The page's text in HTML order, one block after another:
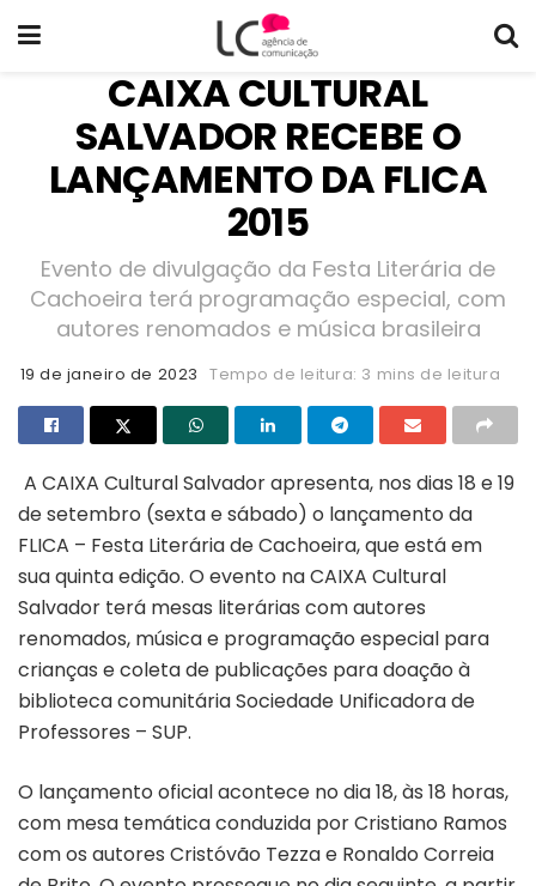
CAIXA CULTURAL
SALVADOR RECEBE O
LANÇAMENTO DA FLICA
2015
Evento de divulgação da Festa Literária de
Cachoeira terá programação especial, com
autores renomados e música brasileira
19 de janeiro de 2023 Tempo de leitura: 3 mins de leitura
A CAIXA Cultural Salvador apresenta, nos dias 18 e 19
de setembro (sexta e sábado) o lançamento da
FLICA – Festa Literária de Cachoeira, que está em
sua quinta edição. O evento na CAIXA Cultural
Salvador terá mesas literárias com autores
renomados, música e programação especial para
crianças e coleta de publicações para doação à
biblioteca comunitária Sociedade Unificadora de
Professores – SUP.
O lançamento oficial acontece no dia 18, às 18 horas,
com mesa temática conduzida por Cristiano Ramos
com os autores Cristóvão Tezza e Ronaldo Correia